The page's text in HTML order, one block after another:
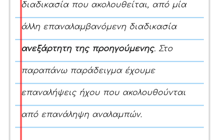
διαδικασία που ακολουθείται, από μία
άλλη επαναλαμβανόμενη διαδικασία
ανεξάρτητη της προηγούμενης. Στο
παραπάνω παράδειγμα έχουμε
επαναλήψεις ήχου που ακολουθούνται
από επανάληψη αναλαμπών.